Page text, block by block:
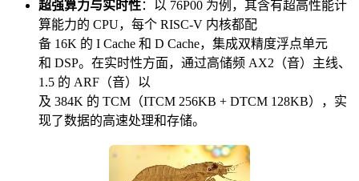
超强算力与实时性：以 76P00 为例，其含有超高性能计
算能力的 CPU，每个 RISC-V 内核都配
备 16K 的 I Cache 和 D Cache，集成双精度浮点单元
和 DSP。在实时性方面，通过高储频 AX2（音）主线、
1.5 的 ARF（音）以
及 384K 的 TCM（ITCM 256KB + DTCM 128KB），实
现了数据的高速处理和存储。